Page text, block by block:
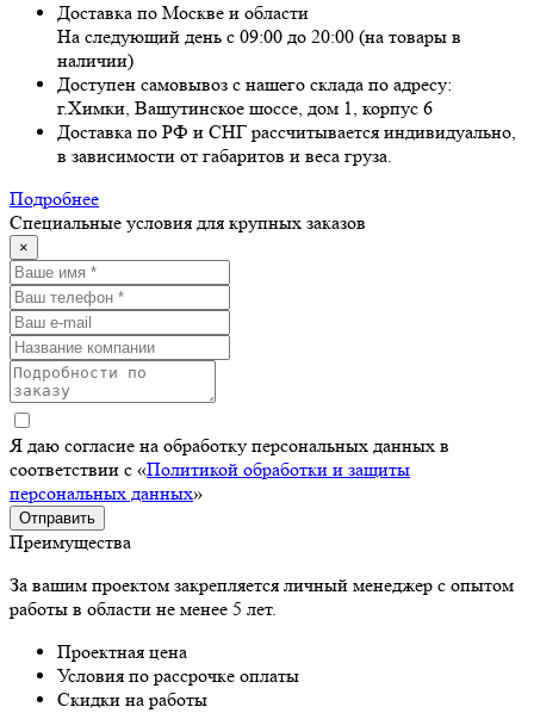
Доставка по Москве и области
На следующий день с 09:00 до 20:00 (на товары в
наличии)
Доступен самовывоз с нашего склада по адресу:
г.Химки, Вашутинское шоссе, дом 1, корпус 6
Доставка по РФ и СНГ рассчитывается индивидуально,
в зависимости от габаритов и веса груза.
Подробнее
Специальные условия для крупных заказов
×
Я даю согласие на обработку персональных данных в
соответствии с «Политикой обработки и защиты
персональных данных»
Отправить
Преимущества
За вашим проектом закрепляется личный менеджер с опытом
работы в области не менее 5 лет.
Проектная цена
Условия по рассрочке оплаты
Скидки на работы